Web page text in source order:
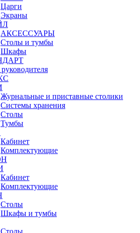
Царги
Экраны
АКСЕССУАРЫ
Столы и тумбы
Шкафы
Журнальные и приставные столики
Системы хранения
Столы
Тумбы
Кабинет
Комплектующие
Кабинет
Комплектующие
Столы
Шкафы и тумбы